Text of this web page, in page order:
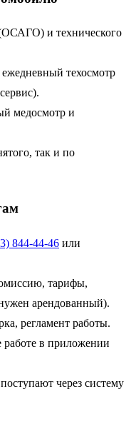
и технического
техосмотр
медосмотр и
так и по
844-44-46 или
тарифы,
арендованный).
регламент работы.
работе в приложении
через систему